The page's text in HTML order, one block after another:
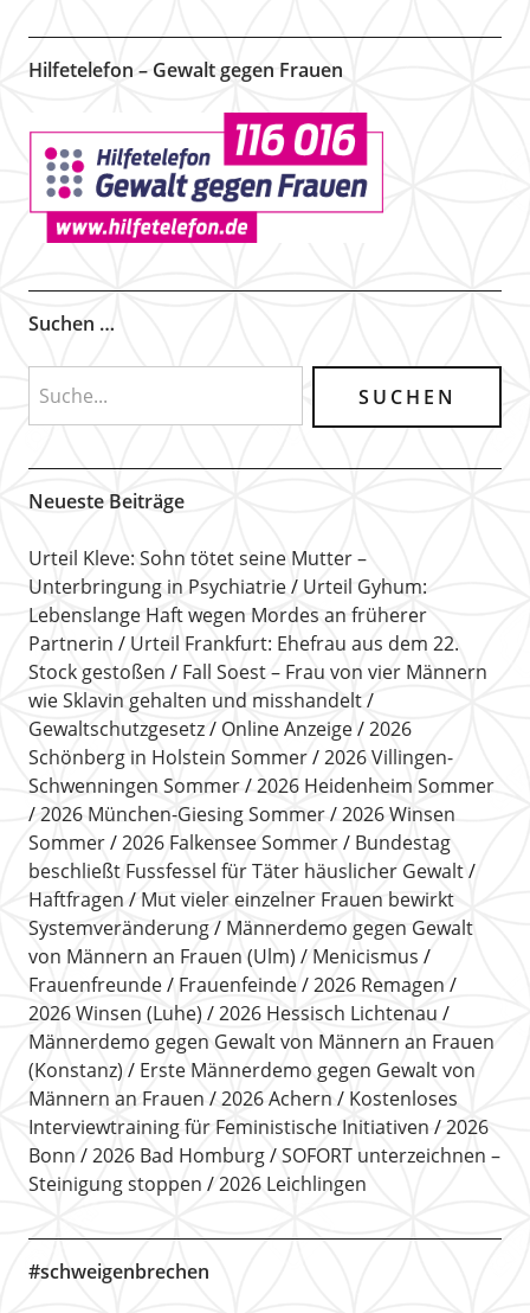
Hilfetelefon – Gewalt gegen Frauen
Suchen …
Neueste Beiträge
Urteil Kleve: Sohn tötet seine Mutter –
Unterbringung in Psychiatrie
Urteil Gyhum:
Lebenslange Haft wegen Mordes an früherer
Partnerin
Urteil Frankfurt: Ehefrau aus dem 22.
Stock gestoßen
Fall Soest – Frau von vier Männern
wie Sklavin gehalten und misshandelt
Gewaltschutzgesetz
Online Anzeige
2026
Schönberg in Holstein Sommer
2026 Villingen-
Schwenningen Sommer
2026 Heidenheim Sommer
2026 München-Giesing Sommer
2026 Winsen
Sommer
2026 Falkensee Sommer
Bundestag
beschließt Fussfessel für Täter häuslicher Gewalt
Haftfragen
Mut vieler einzelner Frauen bewirkt
Systemveränderung
Männerdemo gegen Gewalt
von Männern an Frauen (Ulm)
Menicismus
Frauenfreunde
Frauenfeinde
2026 Remagen
2026 Winsen (Luhe)
2026 Hessisch Lichtenau
Männerdemo gegen Gewalt von Männern an Frauen
(Konstanz)
Erste Männerdemo gegen Gewalt von
Männern an Frauen
2026 Achern
Kostenloses
Interviewtraining für Feministische Initiativen
2026
Bonn
2026 Bad Homburg
SOFORT unterzeichnen –
Steinigung stoppen
2026 Leichlingen
#schweigenbrechen